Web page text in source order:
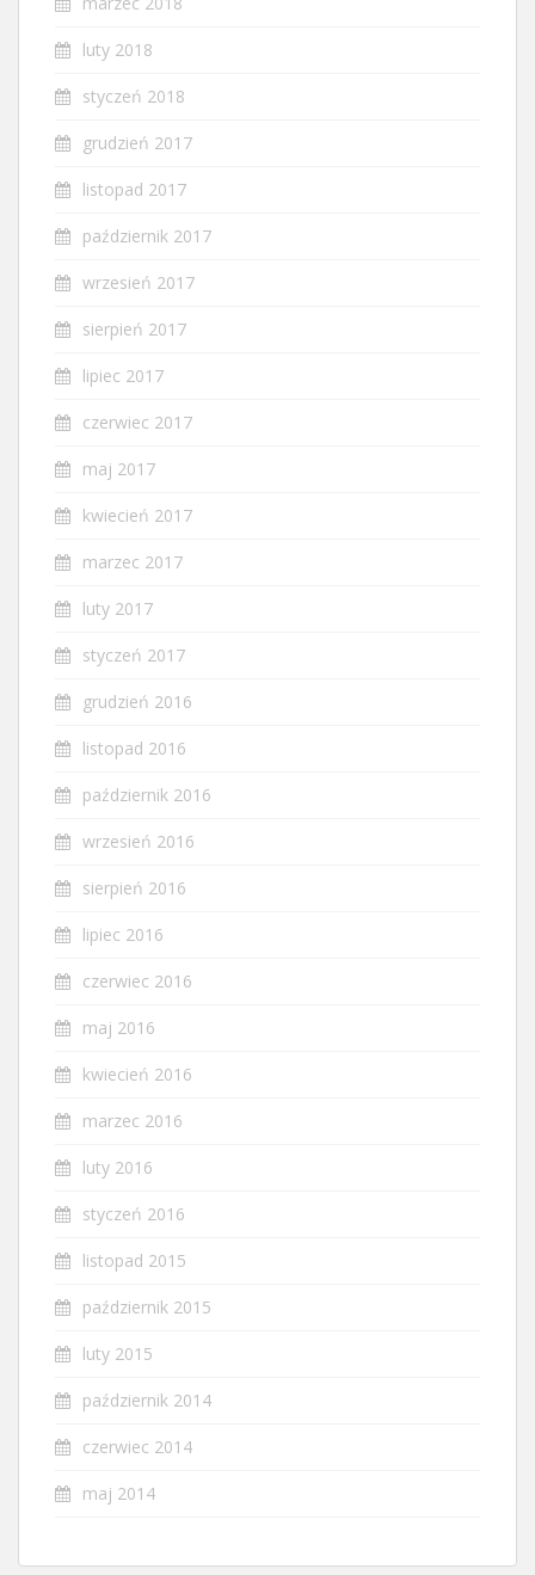
luty 2018
styczeń 2018
grudzień 2017
listopad 2017
październik 2017
wrzesień 2017
sierpień 2017
lipiec 2017
czerwiec 2017
maj 2017
kwiecień 2017
marzec 2017
luty 2017
styczeń 2017
grudzień 2016
listopad 2016
październik 2016
wrzesień 2016
sierpień 2016
lipiec 2016
czerwiec 2016
maj 2016
kwiecień 2016
marzec 2016
luty 2016
styczeń 2016
listopad 2015
październik 2015
luty 2015
październik 2014
czerwiec 2014
maj 2014